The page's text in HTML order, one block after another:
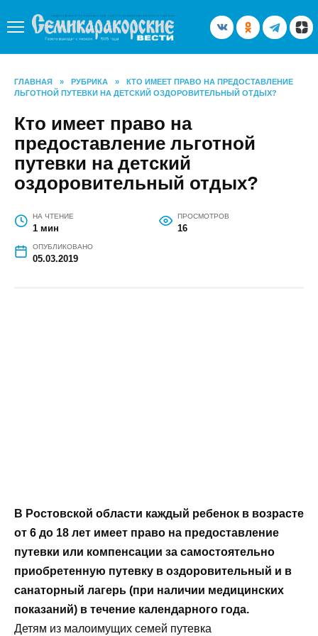
содержанию
ГЛАВНАЯ » РУБРИКА »
КТО ИМЕЕТ ПРАВО НА ПРЕДОСТАВЛЕНИЕ
ЛЬГОТНОЙ ПУТЕВКИ НА ДЕТСКИЙ ОЗДОРОВИТЕЛЬНЫЙ ОТДЫХ?
Кто имеет право на
предоставление льготной
путевки на детский
оздоровительный отдых?
НА ЧТЕНИЕ
1 мин
ПРОСМОТРОВ
16
ОПУБЛИКОВАНО
05.03.2019
компенсация за самостоятельно приобретенную
путевку в размере 100%. Дети из семей,
среднедушевой доход которых не превышает 150%
величины прожиточного минимума, могут вернуть
90% стоимости путевки.
Для остальных детей компенсация составит 50%, но